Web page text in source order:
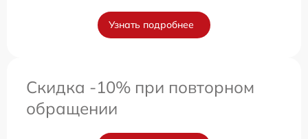
Узнать подробнее
Скидка -10% при повторном
обращении